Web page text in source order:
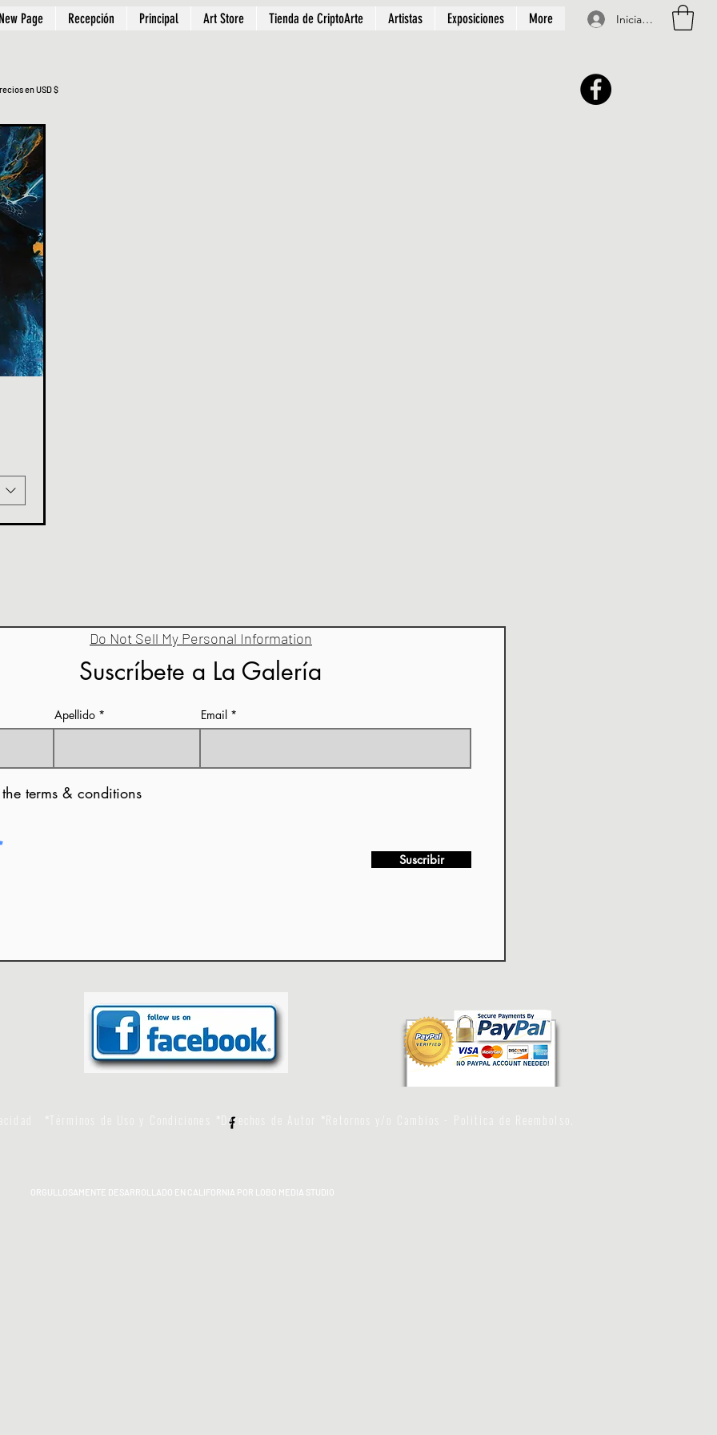
New Page Recepción Principal Art Store Tienda de CriptoArte Artistas Exposiciones More Iniciar sesión
en USD $
Suscríbete a La Galería
Apellido Email
terms & conditions
Suscribir
Do Not Sell My Personal Information
Derechos de Autor Retornos y/o Cambios - Politica de Reembolso.
ORGULLOSAMENTE DESARROLLADO EN CALIFORNIA POR LOBO MEDIA STUDIO